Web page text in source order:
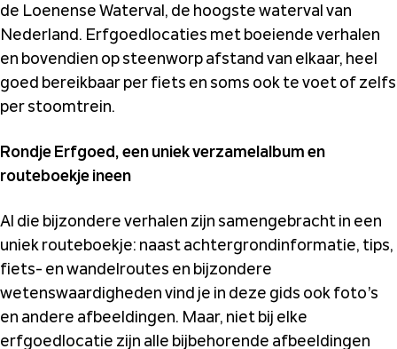
de Loenense Waterval, de hoogste waterval van
Nederland. Erfgoedlocaties met boeiende verhalen
en bovendien op steenworp afstand van elkaar, heel
goed bereikbaar per fiets en soms ook te voet of zelfs
per stoomtrein.
Rondje Erfgoed, een uniek verzamelalbum en
routeboekje ineen
Al die bijzondere verhalen zijn samengebracht in een
uniek routeboekje: naast achtergrondinformatie, tips,
fiets- en wandelroutes en bijzondere
wetenswaardigheden vind je in deze gids ook foto’s
en andere afbeeldingen. Maar, niet bij elke
erfgoedlocatie zijn alle bijbehorende afbeeldingen